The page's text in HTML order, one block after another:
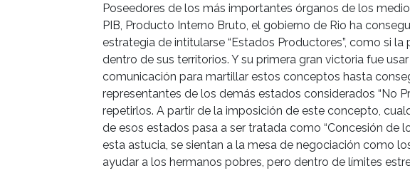
Poseedores de los más importantes órganos de los
PIB, Producto Interno Bruto, el gobierno de Rio ha
estrategia de intitularse “Estados Productores”, como si
dentro de sus territorios. Y su primera gran victoria fue
comunicación para martillar estos conceptos hasta
representantes de los demás estados considerados “No
repetirlos. A partir de la imposición de este concepto,
de esos estados pasa a ser tratada como “Concesión de
esta astucia, se sientan a la mesa de negociación como
ayudar a los hermanos pobres, pero dentro de límites